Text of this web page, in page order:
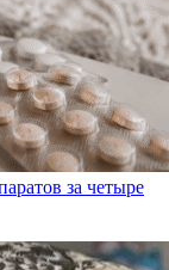
за четыре